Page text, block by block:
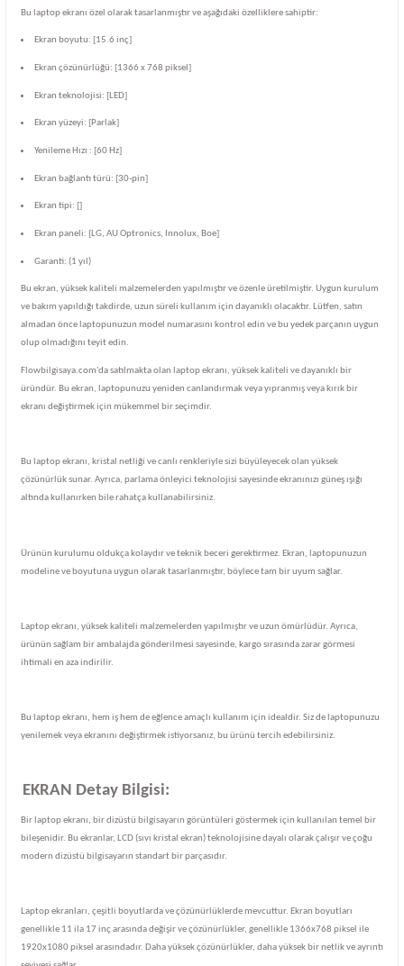
Bu laptop ekranı özel olarak tasarlanmıştır ve aşağıdaki özelliklere sahiptir:
Ekran boyutu: [15.6 inç]
Ekran çözünürlüğü: [1366 x 768 piksel]
Ekran teknolojisi: [LED]
Ekran yüzeyi: [Parlak]
Yenileme Hızı : [60 Hz]
Ekran bağlantı türü: [30-pin]
Ekran tipi: []
Ekran paneli: [LG, AU Optronics, Innolux, Boe]
Garanti: (1 yıl)
Bu ekran, yüksek kaliteli malzemelerden yapılmıştır ve özenle üretilmiştir. Uygun kurulum
ve bakım yapıldığı takdirde, uzun süreli kullanım için dayanıklı olacaktır. Lütfen, satın
almadan önce laptopunuzun model numarasını kontrol edin ve bu yedek parçanın uygun
olup olmadığını teyit edin.
Flowbilgisaya.com'da satılmakta olan laptop ekranı, yüksek kaliteli ve dayanıklı bir
üründür. Bu ekran, laptopunuzu yeniden canlandırmak veya yıpranmış veya kırık bir
ekranı değiştirmek için mükemmel bir seçimdir.
Bu laptop ekranı, kristal netliği ve canlı renkleriyle sizi büyüleyecek olan yüksek
çözünürlük sunar. Ayrıca, parlama önleyici teknolojisi sayesinde ekranınızı güneş ışığı
altında kullanırken bile rahatça kullanabilirsiniz.
Ürünün kurulumu oldukça kolaydır ve teknik beceri gerektirmez. Ekran, laptopunuzun
modeline ve boyutuna uygun olarak tasarlanmıştır, böylece tam bir uyum sağlar.
Laptop ekranı, yüksek kaliteli malzemelerden yapılmıştır ve uzun ömürlüdür. Ayrıca,
ürünün sağlam bir ambalajda gönderilmesi sayesinde, kargo sırasında zarar görmesi
ihtimali en aza indirilir.
Bu laptop ekranı, hem iş hem de eğlence amaçlı kullanım için idealdir. Siz de laptopunuzu
yenilemek veya ekranını değiştirmek istiyorsanız, bu ürünü tercih edebilirsiniz.
EKRAN Detay Bilgisi:
Bir laptop ekranı, bir dizüstü bilgisayarın görüntüleri göstermek için kullanılan temel bir
bileşenidir. Bu ekranlar, LCD (sıvı kristal ekran) teknolojisine dayalı olarak çalışır ve çoğu
modern dizüstü bilgisayarın standart bir parçasıdır.
Laptop ekranları, çeşitli boyutlarda ve çözünürlüklerde mevcuttur. Ekran boyutları
genellikle 11 ila 17 inç arasında değişir ve çözünürlükler, genellikle 1366x768 piksel ile
1920x1080 piksel arasındadır. Daha yüksek çözünürlükler, daha yüksek bir netlik ve ayrıntı